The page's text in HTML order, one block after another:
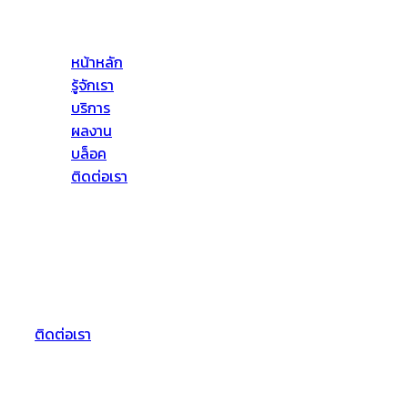
หน้าหลัก
รู้จักเรา
บริการ
ผลงาน
บล็อค
ติดต่อเรา
ติดต่อเรา